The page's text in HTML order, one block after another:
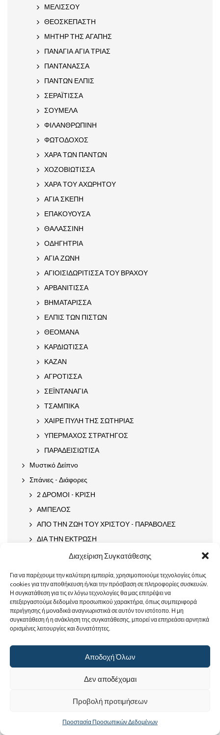
Διαχείριση Συγκατάθεσης
Για να παρέχουμε την καλύτερη εμπειρία, χρησιμοποιούμε τεχνολογίες όπως
cookies για την αποθήκευση ή/και την πρόσβαση σε πληροφορίες συσκευών.
Η συγκατάθεση για τις εν λόγω τεχνολογίες θα μας επιτρέψει να
επεξεργαστούμε δεδομένα προσωπικού χαρακτήρα, όπως συμπεριφορά
περιήγησης ή μοναδικά αναγνωριστικά σε αυτόν τον ιστότοπο. Η μη
συγκατάθεση ή η ανάκληση της συγκατάθεσης, μπορεί να επηρεάσει αρνητικά
ορισμένες λειτουργίες και δυνατότητες.
Αποδοχή Όλων
Δεν αποδέχομαι
Προβολή προτιμήσεων
Προστασία Προσωπικών Δεδομένων
ΜΕΛΙΣΣΟΥ
ΘΕΟΣΚΕΠΑΣΤΗ
ΜΗΤΗΡ ΤΗΣ ΑΓΑΠΗΣ
ΠΑΝΑΓΙΑ ΑΓΙΑ ΤΡΙΑΣ
ΠΑΝΤΑΝΑΣΣΑ
ΠΑΝΤΩΝ ΕΛΠΙΣ
ΣΕΡΑΪΤΙΣΣΑ
ΣΟΥΜΕΛΑ
ΦΙΛΑΝΘΡΩΠΙΝΗ
ΦΩΤΟΔΟΧΟΣ
ΧΑΡΑ ΤΩΝ ΠΑΝΤΩΝ
ΧΟΖΟΒΙΩΤΙΣΣΑ
ΧΑΡΑ ΤΟΥ ΑΧΩΡΗΤΟΥ
ΑΓΙΑ ΣΚΕΠΗ
ΕΠΑΚΟΥΟΥΣΑ
ΘΑΛΑΣΣΙΝΗ
ΟΔΗΓΗΤΡΙΑ
ΑΓΙΑ ΖΩΝΗ
ΑΓΙΟΙΣΙΔΩΡΙΤΙΣΣΑ ΤΟΥ ΒΡΑΧΟΥ
ΑΡΒΑΝΙΤΙΣΣΑ
ΒΗΜΑΤΑΡΙΣΣΑ
ΕΛΠΙΣ ΤΩΝ ΠΙΣΤΩΝ
ΘΕΟΜΑΝΑ
ΚΑΡΔΙΩΤΙΣΣΑ
ΚΑΖΑΝ
ΑΓΡΟΤΙΣΣΑ
ΣΕΪΝΤΑΝΑΓΙΑ
ΤΣΑΜΠΙΚΑ
ΧΑΙΡΕ ΠΥΛΗ ΤΗΣ ΣΩΤΗΡΙΑΣ
ΥΠΕΡΜΑΧΟΣ ΣΤΡΑΤΗΓΟΣ
ΠΑΡΑΔΕΙΣΙΩΤΙΣΑ
Μυστικό Δείπνο
Σπάνιες - Διάφορες
2 ΔΡΟΜΟΙ - ΚΡΙΣΗ
ΑΜΠΕΛΟΣ
ΑΠΟ ΤΗΝ ΖΩΗ ΤΟΥ ΧΡΙΣΤΟΥ - ΠΑΡΑΒΟΛΕΣ
ΔΙΑ ΤΗΝ ΕΚΤΡΩΣΗ
ΕΥΧΗ - ΠΡΟΣΕΥΧΕΣ
Ο ΘΕΟΣ
ΧΡΙΣΤΟΣ ΜΕ ΠΑΙΔΙΑ - ΟΙΚΟΓΕΝΕΙΑ
ΧΡΙΣΤΟΣ ΠΡΟΣΕΥΧΟΜΕΝΟΣ
ΓΑΜΟΣ ΕΝ ΚΑΝΑ
ΑΛΕΞΑΝΔΡΟΣ